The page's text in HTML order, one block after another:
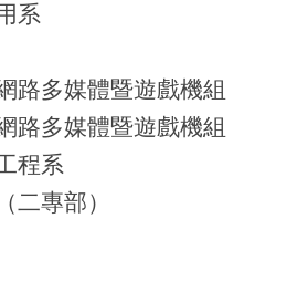
系
路多媒體暨遊戲機組
路多媒體暨遊戲機組
程系
二專部）